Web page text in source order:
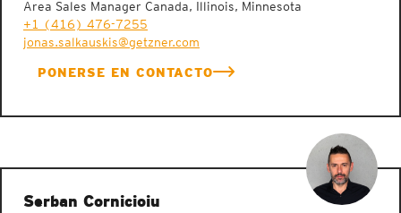
Area Sales Manager Canada, Illinois, Minnesota
+1 (416) 476-7255
jonas.salkauskis@getzner.com
PONERSE EN CONTACTO
Serban Cornicioiu